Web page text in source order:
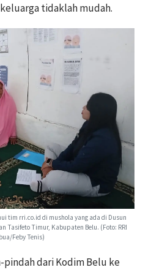
tidaklah mudah.
tim rri.co.id di mushola yang ada di Dusun
Tasifeto Timur, Kabupaten Belu. (Foto: RRI
Feby Tenis)
dari Kodim Belu ke